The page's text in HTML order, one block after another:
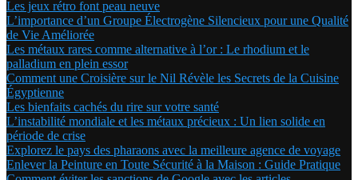
Les jeux rétro font peau neuve
L’importance d’un Groupe Électrogène Silencieux pour une Qualité
de Vie Améliorée
Les métaux rares comme alternative à l’or : Le rhodium et le
palladium en plein essor
Comment une Croisière sur le Nil Révèle les Secrets de la Cuisine
Égyptienne
Les bienfaits cachés du rire sur votre santé
L’instabilité mondiale et les métaux précieux : Un lien solide en
période de crise
Explorez le pays des pharaons avec la meilleure agence de voyage
Enlever la Peinture en Toute Sécurité à la Maison : Guide Pratique